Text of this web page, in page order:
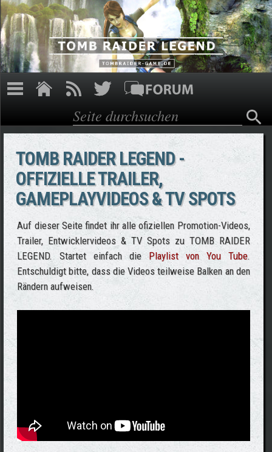
Direkt zum Inhalt
Suchformular
Suche
TOMB RAIDER LEGEND -
OFFIZIELLE TRAILER,
GAMEPLAYVIDEOS & TV SPOTS
Auf dieser Seite findet ihr alle ofiziellen Promotion-Videos,
Trailer, Entwicklervideos & TV Spots zu TOMB RAIDER
LEGEND. Startet einfach diePlaylist von You Tube.
Entschuldigt bitte, dass die Videos teilweise Balken an den
Rändern aufweisen.